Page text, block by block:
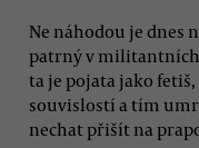
Ne náhodou je dnes
patrný v militantních
ta je pojata jako
souvislostí a tím
nechat přišít na